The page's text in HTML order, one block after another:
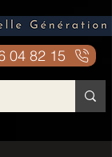
04 82 15